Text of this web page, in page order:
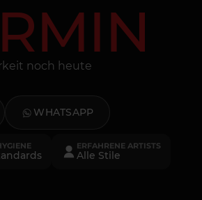
noch heute
WHATSAPP
ERFAHRENE ARTISTS
Alle Stile